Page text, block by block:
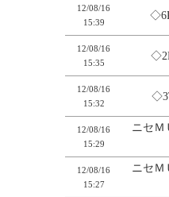
12/08/16
15:39
12/08/16
15:35
12/08/16
15:32
12/08/16
15:29
ニセＭ
12/08/16
15:27
ニセＭ